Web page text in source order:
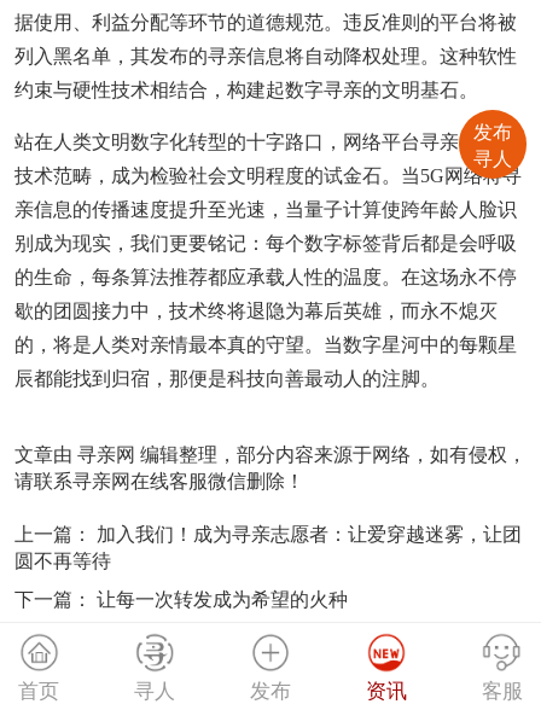
据使用、利益分配等环节的道德规范。违反准则的平台将被
列入黑名单，其发布的寻亲信息将自动降权处理。这种软性
约束与硬性技术相结合，构建起数字寻亲的文明基石。
站在人类文明数字化转型的十字路口，网络平台寻亲已超越
技术范畴，成为检验社会文明程度的试金石。当5G网络将寻
亲信息的传播速度提升至光速，当量子计算使跨年龄人脸识
别成为现实，我们更要铭记：每个数字标签背后都是会呼吸
的生命，每条算法推荐都应承载人性的温度。在这场永不停
歇的团圆接力中，技术终将退隐为幕后英雄，而永不熄灭
的，将是人类对亲情最本真的守望。当数字星河中的每颗星
辰都能找到归宿，那便是科技向善最动人的注脚。
文章由 寻亲网 编辑整理，部分内容来源于网络，如有侵权，
请联系寻亲网在线客服微信删除！
上一篇： 加入我们！成为寻亲志愿者：让爱穿越迷雾，让团
圆不再等待
下一篇： 让每一次转发成为希望的火种
首页 寻人 发布 资讯 客服
发布
寻人